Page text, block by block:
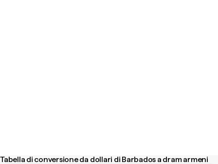
Tabella di conversione da dollari di Barbados a dram armeni